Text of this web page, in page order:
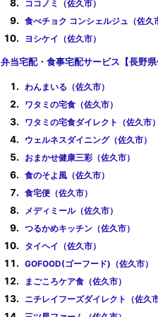
ココノミ（佐久市）
食べチョク コンシェルジュ（佐久
ヨシケイ（佐久市）
弁当宅配・食事宅配サービス【長野県
わんまいる（佐久市）
ワタミの宅食（佐久市）
ワタミの宅食ダイレクト（佐久市）
ウェルネスダイニング（佐久市）
おまかせ健康三彩（佐久市）
食のそよ風（佐久市）
食宅便（佐久市）
メディミール（佐久市）
つるかめキッチン（佐久市）
タイヘイ（佐久市）
GOFOOD(ゴーフード)（佐久市）
まごころケア食（佐久市）
ニチレイフーズダイレクト（佐久市